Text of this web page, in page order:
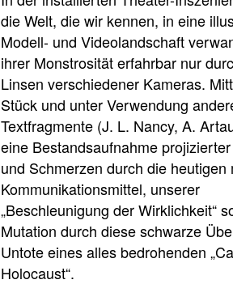
die Welt, die wir kennen, in eine
Modell- und Videolandschaft
ihrer Monstrosität erfahrbar nur
Linsen verschiedener Kameras.
Stück und unter Verwendung
Textfragmente (J. L. Nancy, A.
eine Bestandsaufnahme
und Schmerzen durch die heutigen
Kommunikationsmittel, unserer
„Beschleunigung der Wirklichkeit“
Mutation durch diese schwarze
Untote eines alles bedrohenden
Holocaust“.